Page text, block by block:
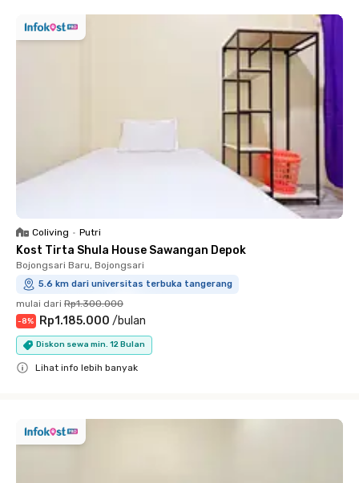
Coliving • Putri
Kost Tirta Shula House Sawangan Depok
Bojongsari Baru, Bojongsari
5.6 km dari universitas terbuka tangerang
mulai dari Rp1.300.000
-8% Rp1.185.000 /bulan
Diskon sewa min. 12 Bulan
Lihat info lebih banyak